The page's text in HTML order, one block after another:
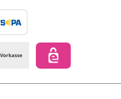
Vorkasse